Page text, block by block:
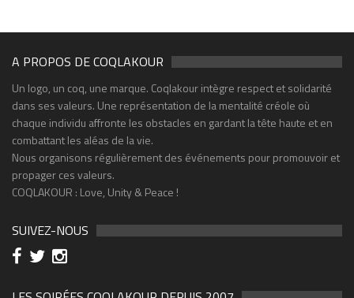
A PROPOS DE COQLAKOUR
Un logo, un coq, une marque. Coqlakour intègre respect et solidarité
dans ses valeurs. Une représentation de la mentalité créole où
chaque individu affronte les obstacles en gardant la tête haute et en
combattant les aléas de la vie.
Nous organisons régulièrement des événements pour promouvoir et
propager ces valeurs.
COQLAKOUR : Love, Unity & Peace !
SUIVEZ-NOUS